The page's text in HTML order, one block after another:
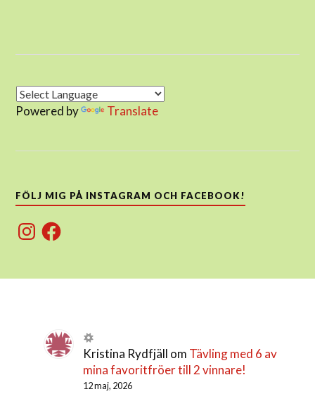
Powered by Translate
FÖLJ MIG PÅ INSTAGRAM OCH FACEBOOK!
InstagramFacebook
Kristina Rydfjäll om Tävling med 6 av
mina favoritfröer till 2 vinnare!
12 maj, 2026